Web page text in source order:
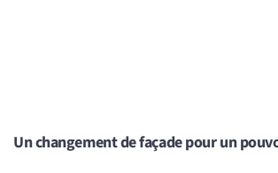
Un changement de façade pour un